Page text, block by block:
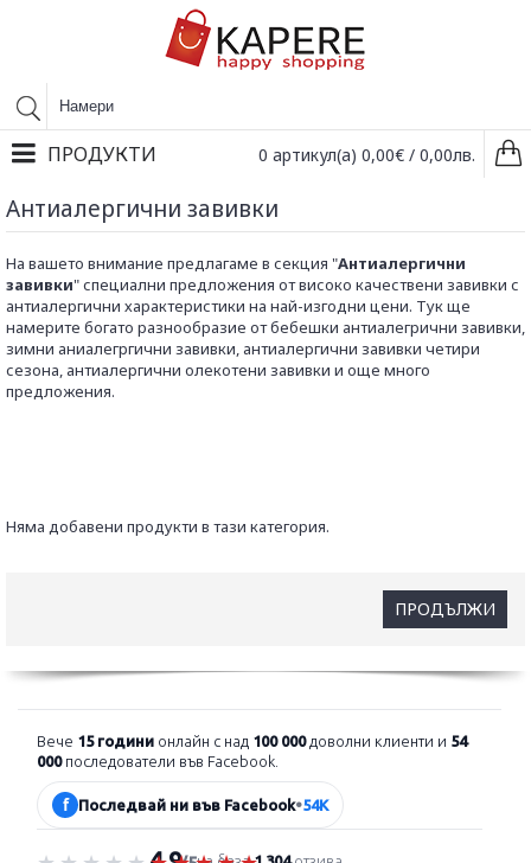
0 артикул(а) 0,00€ / 0,00лв.
ПРОДУКТИ
Антиалергични завивки
На вашето внимание предлагаме в секция "Антиалергични
завивки" специални предложения от високо качествени завивки с
антиалергични характеристики на най-изгодни цени. Тук ще
намерите богато разнообразие от бебешки антиалегрични завивки,
зимни аниалегргични завивки, антиалергични завивки четири
сезона, антиалергични олекотени завивки и още много
предложения.
Няма добавени продукти в тази категория.
ПРОДЪЛЖИ
Вече 15 години онлайн с над 100 000доволни клиенти и 54
000последователи във Facebook.
f Последвай ни във Facebook•54K